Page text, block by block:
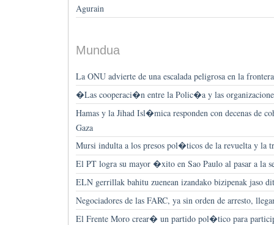
Agurain
Mundua
La ONU advierte de una escalada peligrosa en la
�Las cooperaci�n entre la Polic�a y las
Hamas y la Jihad Isl�mica responden con decenas de
Gaza
Mursi indulta a los presos pol�ticos de la revuelta y la
El PT logra su mayor �xito en Sao Paulo al pasar a la
ELN gerrillak bahitu zuenean izandako bizipenak jaso
Negociadores de las FARC, ya sin orden de arresto,
El Frente Moro crear� un partido pol�tico para